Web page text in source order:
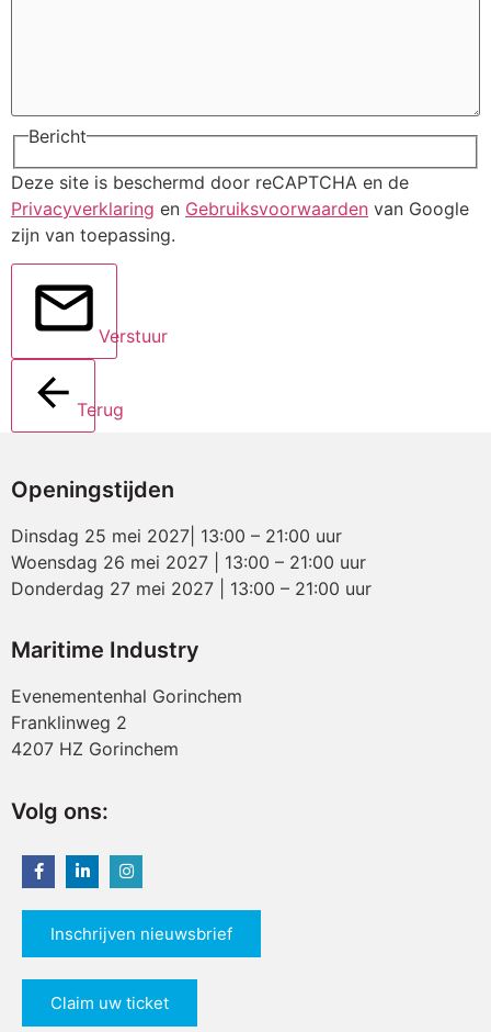
Bericht
Deze site is beschermd door reCAPTCHA en de
Privacyverklaring en Gebruiksvoorwaarden van Google
zijn van toepassing.
Verstuur
Terug
Openingstijden
Dinsdag 25 mei 2027| 13:00 – 21:00 uur
Woensdag 26 mei 2027 | 13:00 – 21:00 uur
Donderdag 27 mei 2027 | 13:00 – 21:00 uur
Maritime Industry
Evenementenhal Gorinchem
Franklinweg 2
4207 HZ Gorinchem
Volg ons:
Inschrijven nieuwsbrief
Claim uw ticket